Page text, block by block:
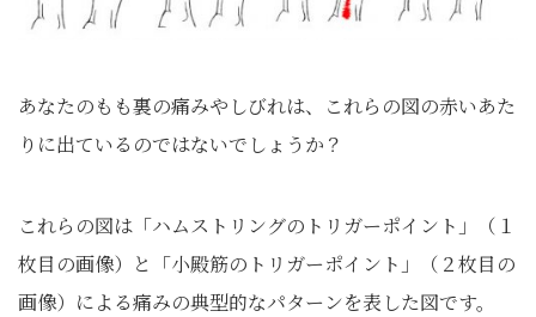
あなたのもも裏の痛みやしびれは、これらの図の赤いあた
りに出ているのではないでしょうか？
これらの図は「ハムストリングのトリガーポイント」（１
枚目の画像）と「小殿筋のトリガーポイント」（２枚目の
画像）による痛みの典型的なパターンを表した図です。